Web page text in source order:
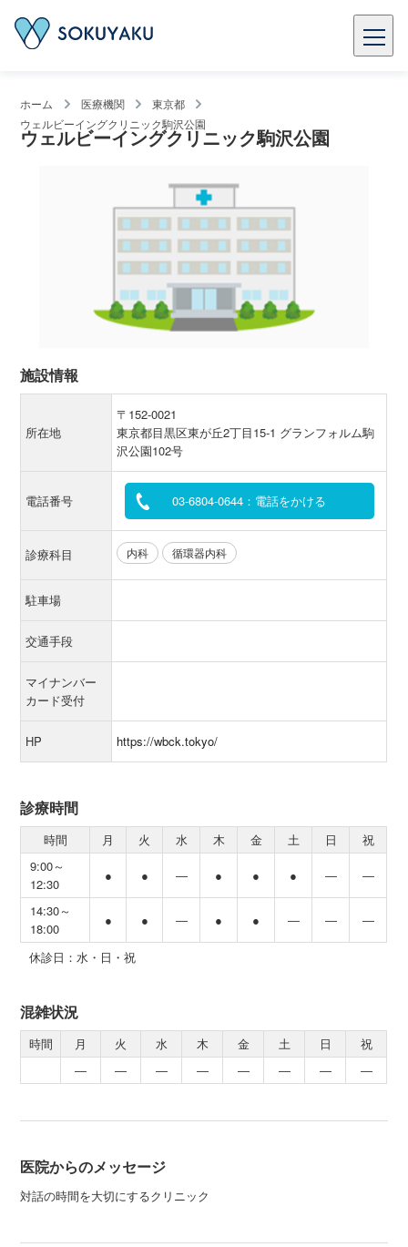
ホーム 医療機関
東京都
ウェルビーイングクリニック駒沢公園
ウェルビーイングクリニック駒沢公園
施設情報
所在地
〒152-0021
東京都目黒区東が丘2丁目15-1 グランフォルム駒
沢公園102号
電話番号 03-6804-0644：電話をかける
診療科目 内科 循環器内科
駐車場
交通手段
マイナンバー
カード受付
HP https://wbck.tokyo/
診療時間
時間 月 火 水 木 金 土 日
祝
9:00～
12:30
● ● ― ● ● ● ― ―
14:30～
18:00
● ● ― ● ● ― ― ―
休診日：水・日・祝
混雑状況
時間 月 火 水 木 金 土 日
祝
―
― ― ― ― ― ― ―
医院からのメッセージ
対話の時間を大切にするクリニック